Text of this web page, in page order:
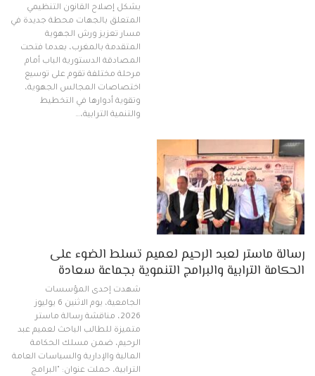
يشكل إصلاح القانون التنظيمي
المتعلق بالجهات محطة جديدة في
مسار تعزيز ورش الجهوية
المتقدمة بالمغرب، بعدما فتحت
المصادقة الدستورية الباب أمام
مرحلة مختلفة تقوم على توسيع
اختصاصات المجالس الجهوية،
وتقوية أدوارها في التخطيط
والتنمية الترابية،…
رسالة ماستر لعبد الرحيم لعميم تسلط الضوء على
الحكامة الترابية والبرامج التنموية بجماعة سعادة
شهدت إحدى المؤسسات
الجامعية، يوم الاثنين 6 يوليوز
2026، مناقشة رسالة ماستر
متميزة للطالب الباحث لعميم عبد
الرحيم، ضمن مسلك الحكامة
المالية والإدارية والسياسات العامة
الترابية، حملت عنوان: "البرامج